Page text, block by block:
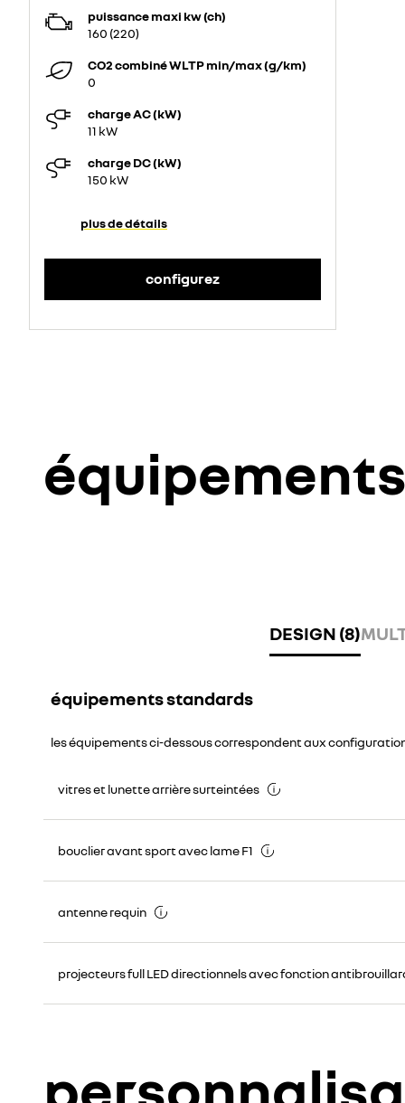
puissance maxi kw (ch)
160 (220)
CO2 combiné WLTP min/max (g/km)
0
charge AC (kW)
11 kW
charge DC (kW)
150 kW
plus de détails
configurez
DESIGN (8)
équipements standards
les équipements ci-dessous correspondent aux
vitres et lunette arrière surteintées
bouclier avant sport avec lame F1
antenne requin
projecteurs full LED directionnels avec fonction